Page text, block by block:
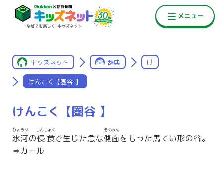
キッズネット 辞典 け
けんこく【圏谷 】
けんこく【圏谷 】
氷河
ひょうが
の侵食
しんしょく
で生じた急な側面
そくめん
をもった馬てい形の谷。
⇒カール